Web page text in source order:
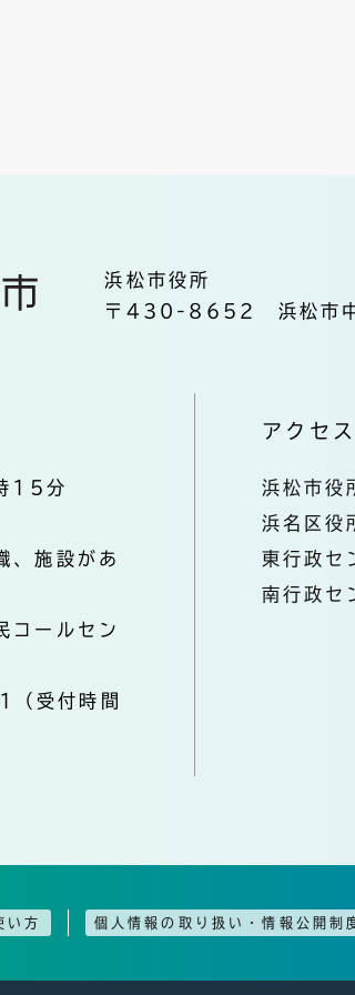
浜松市役所
〒430-8652 浜松市
15分
、施設があ
コールセン
受付時間
アクセス
浜松市役
浜名区役
東行政セ
南行政セ
い方 個人情報の取り扱い・情報公開制